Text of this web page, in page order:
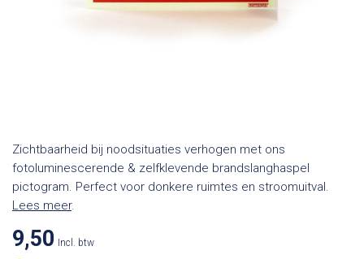
Zichtbaarheid bij noodsituaties verhogen met ons
fotoluminescerende & zelfklevende brandslanghaspel
pictogram. Perfect voor donkere ruimtes en stroomuitval.
Lees meer.
9,50 Incl. btw